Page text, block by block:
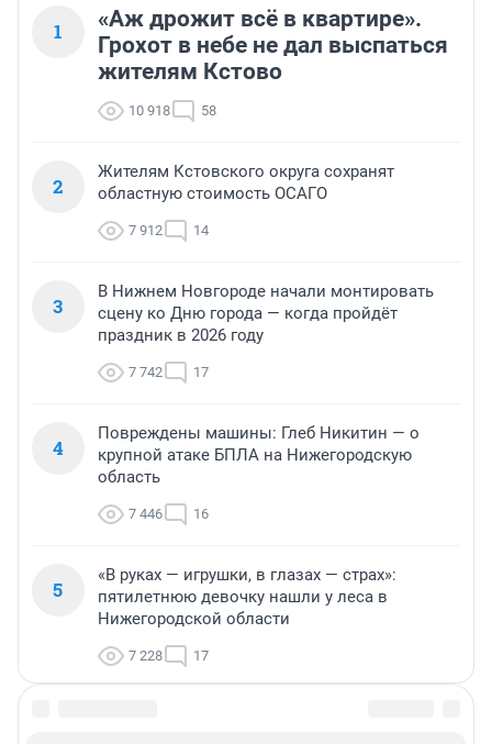
1
«Аж дрожит всё в квартире».
Грохот в небе не дал выспаться
жителям Кстово
10 918 58
2
Жителям Кстовского округа сохранят
областную стоимость ОСАГО
7 912 14
3
В Нижнем Новгороде начали монтировать
сцену ко Дню города — когда пройдёт
праздник в 2026 году
7 742 17
4
Повреждены машины: Глеб Никитин — о
крупной атаке БПЛА на Нижегородскую
область
7 446 16
5
«В руках — игрушки, в глазах — страх»:
пятилетнюю девочку нашли у леса в
Нижегородской области
7 228 17